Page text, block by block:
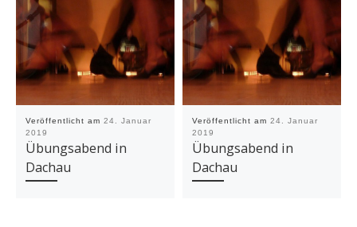
Veröffentlicht am 24. Januar
2019
Übungsabend in
Dachau
Veröffentlicht am 24. Januar
2019
Übungsabend in
Dachau